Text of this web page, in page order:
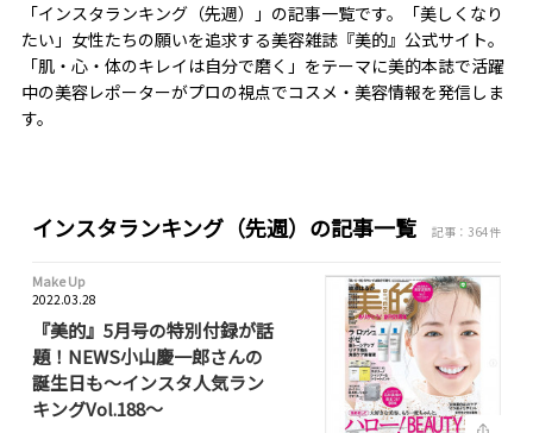
「インスタランキング（先週）」の記事一覧です。「美しくなり
たい」女性たちの願いを追求する美容雑誌『美的』公式サイト。
「肌・心・体のキレイは自分で磨く」をテーマに美的本誌で活躍
中の美容レポーターがプロの視点でコスメ・美容情報を発信しま
す。
インスタランキング（先週）の記事一覧 記事：364件
Make Up
2022.03.28
『美的』5月号の特別付録が話
題！NEWS小山慶一郎さんの
誕生日も～インスタ人気ラン
キングVol.188～